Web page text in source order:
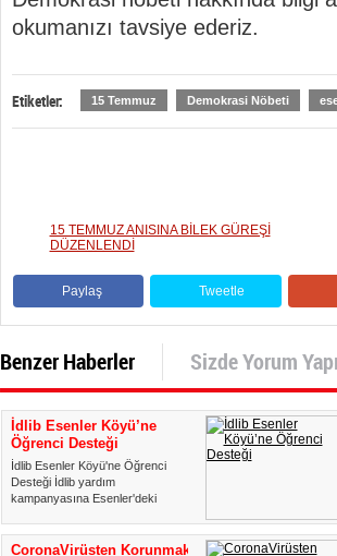
okumanızı tavsiye ederiz.
Etiketler: 15 Temmuz Demokrasi Nöbeti
15 TEMMUZ ANISINA BİLEK GÜREŞİ
DÜZENLENDİ
Paylaş Tweetle
Benzer Haberler Sizde Yorum
İdlib Esenler Köyü’ne
Öğrenci Desteği
İdlib Esenler Köyü'ne Öğrenci
Desteği İdlib yardım
kampanyasına Esenler'deki
CoronaVirüsten Korunmak